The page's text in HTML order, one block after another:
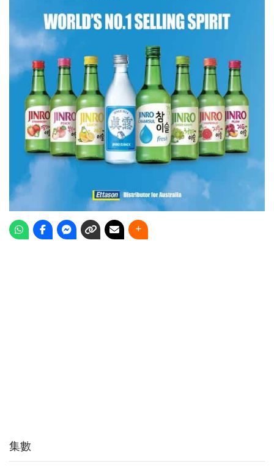
集數